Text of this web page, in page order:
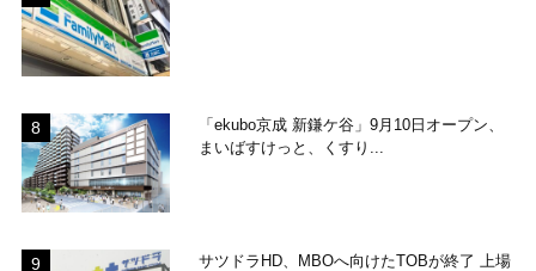
「ekubo京成 新鎌ケ谷」9月10日オープン、
まいばすけっと、くすり...
サツドラHD、MBOへ向けたTOBが終了 上場